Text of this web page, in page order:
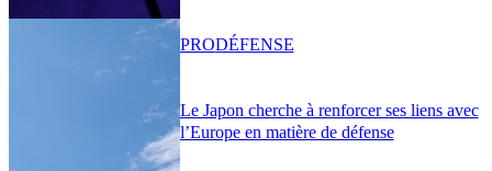
Le Japon cherche à renforcer ses liens avec
l’Europe en matière de défense
PRODÉFENSE